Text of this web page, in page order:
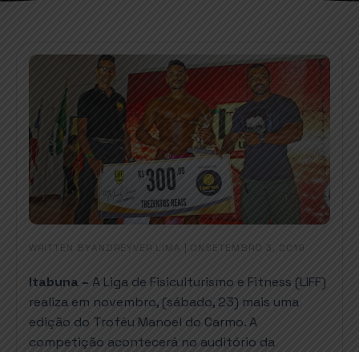
WRITTEN BYANDREYVER LIMA ON SETEMBRO 3, 2019
Itabuna – A Liga de Fisiculturismo e Fitness (LIFF)
realiza em novembro, (sábado, 23) mais uma
edição do Troféu Manoel do Carmo. A
competição acontecerá no auditório da